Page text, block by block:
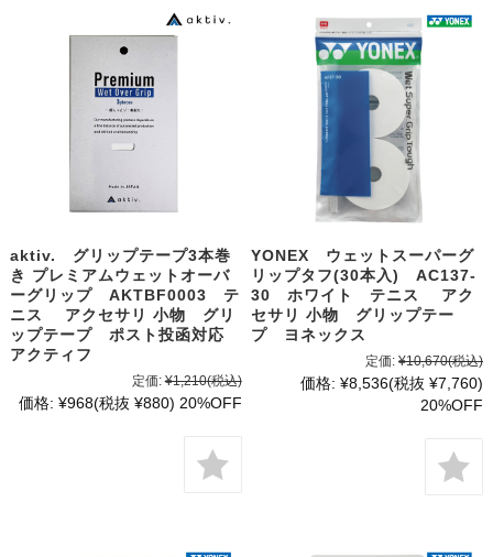
aktiv. グリップテープ3本巻
き プレミアムウェットオーバ
ーグリップ AKTBF0003 テ
ニス アクセサリ 小物 グリ
ップテープ ポスト投函対応
アクティフ
定価: ¥1,210(税込)
価格: ¥968(税抜 ¥880) 20%OFF
YONEX ウェットスーパーグ
リップタフ(30本入) AC137-
30 ホワイト テニス アク
セサリ 小物 グリップテー
プ ヨネックス
定価: ¥10,670(税込)
価格: ¥8,536(税抜 ¥7,760)
20%OFF